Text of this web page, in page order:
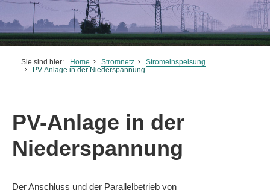
Sie sind hier: Home Stromnetz
Stromeinspeisung
PV-Anlage in der Niederspannung
PV-Anlage in der
Niederspannung
Der Anschluss und der Parallelbetrieb von
Schrift verkleinern
Wortabstand vergrößern
Wortabstand verkleinern
Zeilenabstand verkleinern
Graustufen